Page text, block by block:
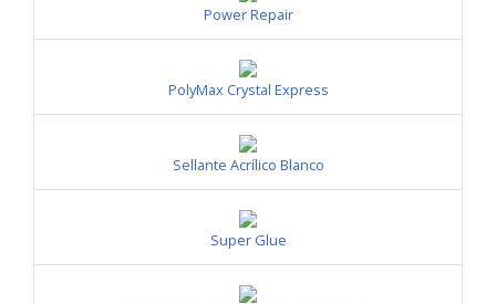
Power Repair
PolyMax Crystal Express
Sellante Acrílico Blanco
Super Glue